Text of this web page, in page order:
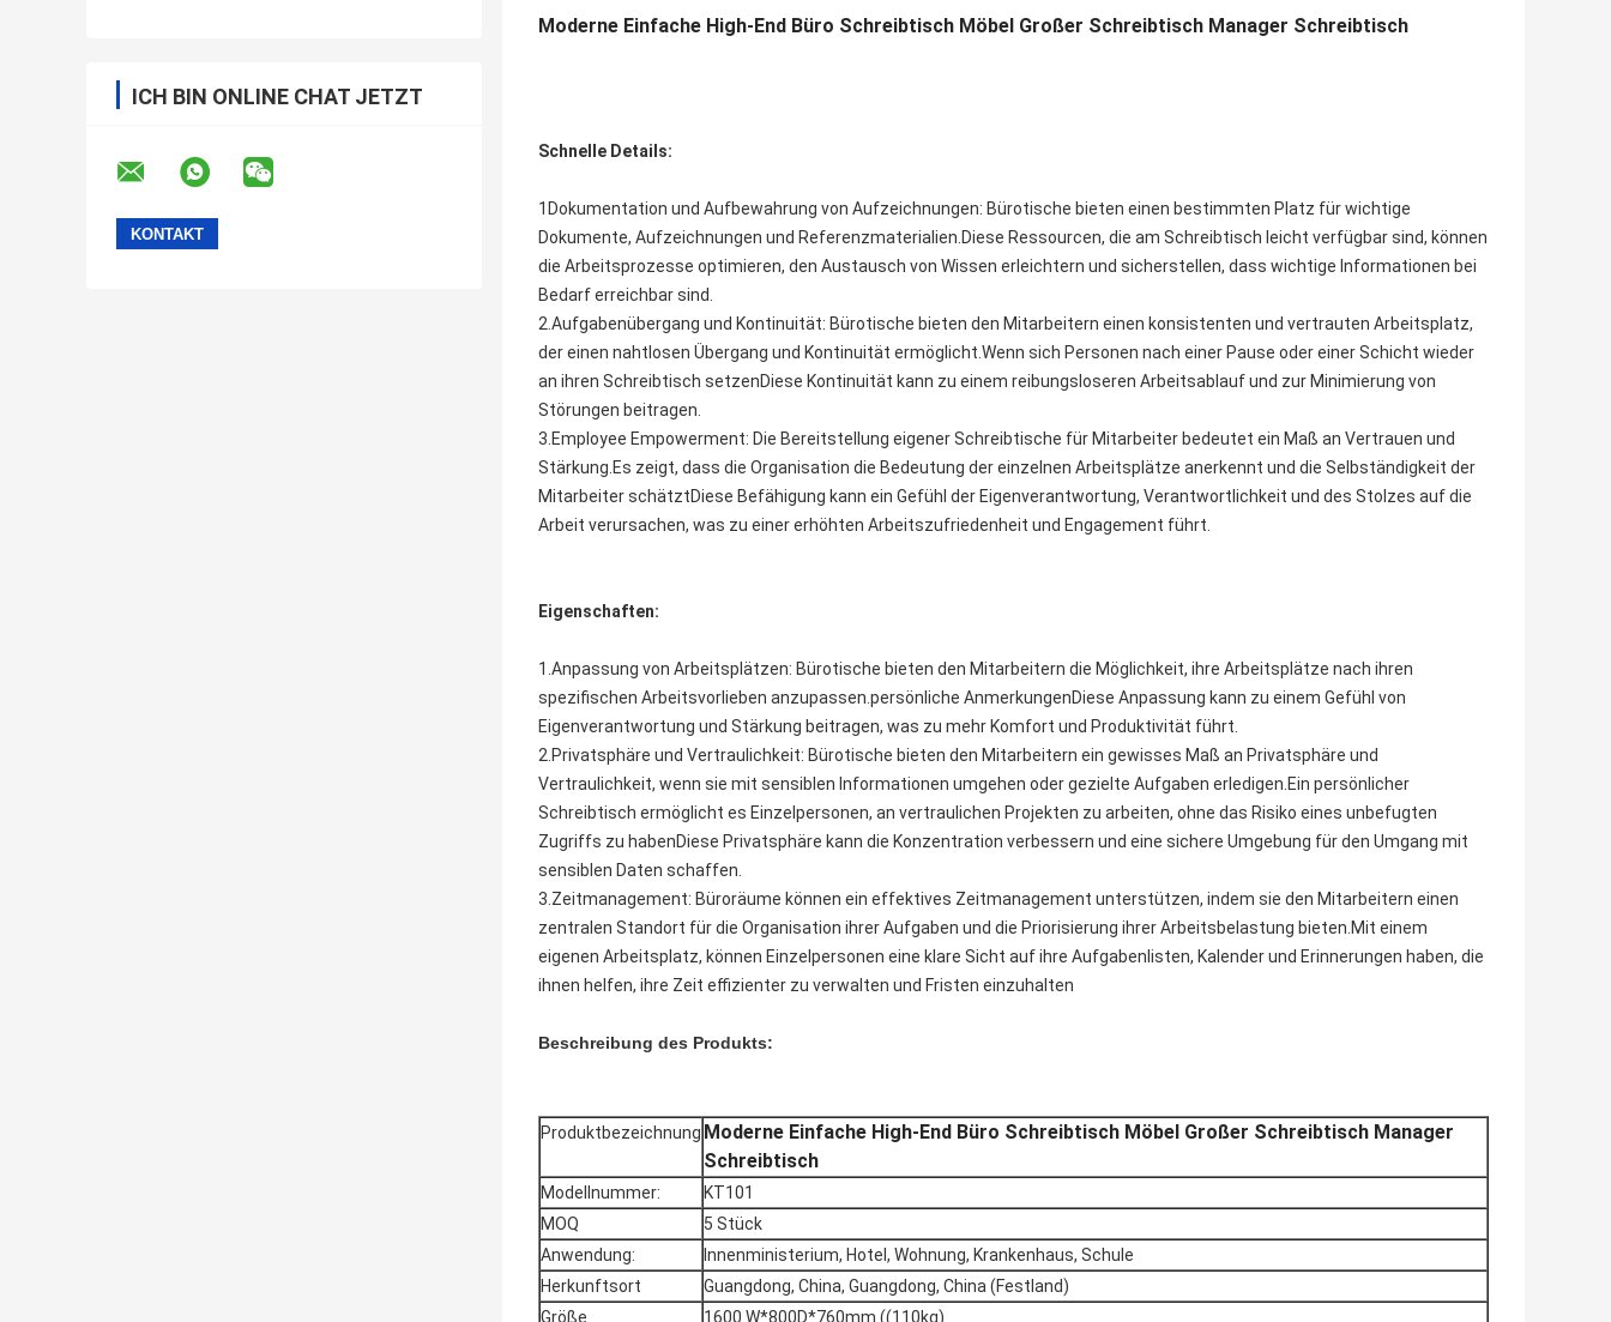
ICH BIN ONLINE CHAT JETZT
Moderne Einfache High-End Büro Schreibtisch Möbel Großer Schreibtisch Manager Schreibtisch
Schnelle Details:
1Dokumentation und Aufbewahrung von Aufzeichnungen: Bürotische bieten einen bestimmten Platz für wichtige
Dokumente, Aufzeichnungen und Referenzmaterialien.Diese Ressourcen, die am Schreibtisch leicht verfügbar sind, können
die Arbeitsprozesse optimieren, den Austausch von Wissen erleichtern und sicherstellen, dass wichtige Informationen bei
Bedarf erreichbar sind.
2.Aufgabenübergang und Kontinuität: Bürotische bieten den Mitarbeitern einen konsistenten und vertrauten Arbeitsplatz,
der einen nahtlosen Übergang und Kontinuität ermöglicht.Wenn sich Personen nach einer Pause oder einer Schicht wieder
an ihren Schreibtisch setzenDiese Kontinuität kann zu einem reibungsloseren Arbeitsablauf und zur Minimierung von
Störungen beitragen.
3.Employee Empowerment: Die Bereitstellung eigener Schreibtische für Mitarbeiter bedeutet ein Maß an Vertrauen und
Stärkung.Es zeigt, dass die Organisation die Bedeutung der einzelnen Arbeitsplätze anerkennt und die Selbständigkeit der
Mitarbeiter schätztDiese Befähigung kann ein Gefühl der Eigenverantwortung, Verantwortlichkeit und des Stolzes auf die
Arbeit verursachen, was zu einer erhöhten Arbeitszufriedenheit und Engagement führt.
Eigenschaften:
1.Anpassung von Arbeitsplätzen: Bürotische bieten den Mitarbeitern die Möglichkeit, ihre Arbeitsplätze nach ihren
spezifischen Arbeitsvorlieben anzupassen.persönliche AnmerkungenDiese Anpassung kann zu einem Gefühl von
Eigenverantwortung und Stärkung beitragen, was zu mehr Komfort und Produktivität führt.
2.Privatsphäre und Vertraulichkeit: Bürotische bieten den Mitarbeitern ein gewisses Maß an Privatsphäre und
Vertraulichkeit, wenn sie mit sensiblen Informationen umgehen oder gezielte Aufgaben erledigen.Ein persönlicher
Schreibtisch ermöglicht es Einzelpersonen, an vertraulichen Projekten zu arbeiten, ohne das Risiko eines unbefugten
Zugriffs zu habenDiese Privatsphäre kann die Konzentration verbessern und eine sichere Umgebung für den Umgang mit
sensiblen Daten schaffen.
3.Zeitmanagement: Büroräume können ein effektives Zeitmanagement unterstützen, indem sie den Mitarbeitern einen
zentralen Standort für die Organisation ihrer Aufgaben und die Priorisierung ihrer Arbeitsbelastung bieten.Mit einem
eigenen Arbeitsplatz, können Einzelpersonen eine klare Sicht auf ihre Aufgabenlisten, Kalender und Erinnerungen haben, die
ihnen helfen, ihre Zeit effizienter zu verwalten und Fristen einzuhalten
Beschreibung des Produkts:
Produktbezeichnung Moderne Einfache High-End Büro Schreibtisch Möbel Großer Schreibtisch Manager
Schreibtisch
Modellnummer:
KT101
MOQ
5 Stück
Anwendung:
Innenministerium, Hotel, Wohnung, Krankenhaus, Schule
Herkunftsort
Guangdong, China, Guangdong, China (Festland)
Größe
1600 W*800D*760mm ((110kg)